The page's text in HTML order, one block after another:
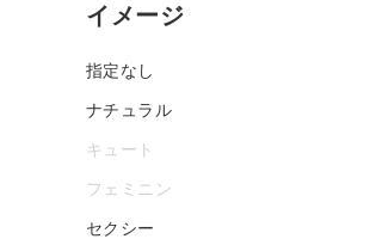
イメージ
指定なし
ナチュラル
キュート
フェミニン
セクシー